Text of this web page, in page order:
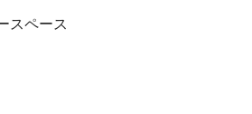
スペース